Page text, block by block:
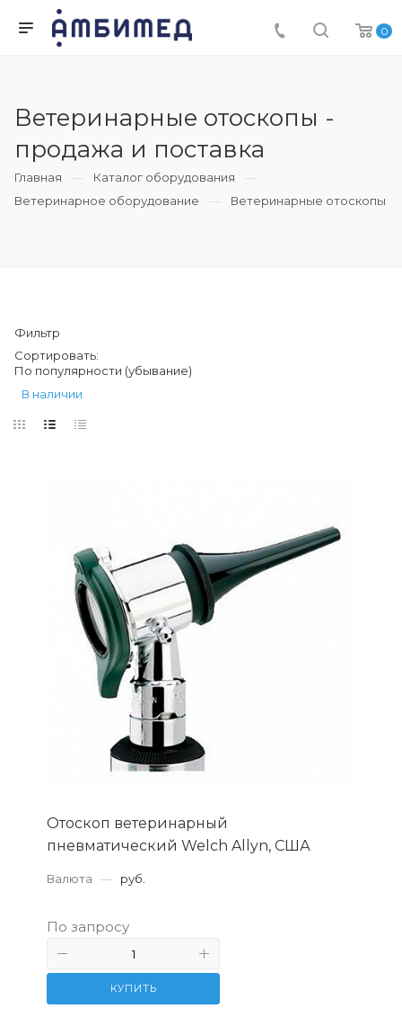
0
Ветеринарные отоскопы -
продажа и поставка
Главная
Каталог оборудования
Ветеринарное оборудование
Ветеринарные отоскопы
Фильтр
Сортировать:
По популярности (убывание)
В наличии
Отоскоп ветеринарный
пневматический Welch Allyn, США
Валюта — руб.
По запросу
КУПИТЬ